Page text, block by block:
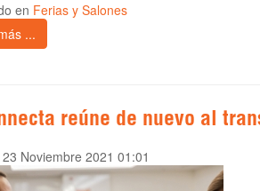
en Ferias y Salones
...
reúne de nuevo al
Noviembre 2021 01:01